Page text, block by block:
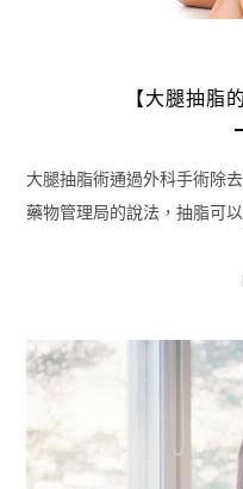
【大腿抽脂
大腿抽脂術通過外科手術除
藥物管理局的說法，抽脂可